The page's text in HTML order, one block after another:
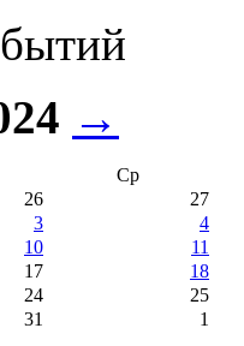
→
Ср
26
27
3
4
10
11
17
18
24
25
31 1